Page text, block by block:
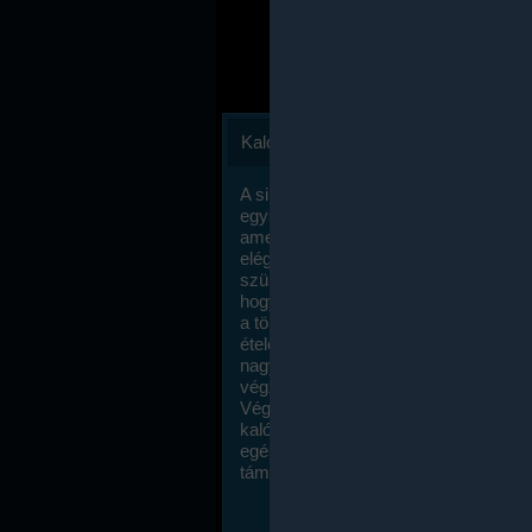
Kalóriaszámlálás
A sikeres fogyás titka valójában igen
egyszerű: égess több energiát, mint
amennyit beviszel. Természetesen
elég nagy fegyelemre és akaraterőre
szükség, de meglepődve fogod
hogy a kalóriaszámolás mennyire
a többi diétához képest. Itt nincsenek
ételek és a megengedett kalóriabevitelt
nagymértékben növelheted ha
végzel.
Végül, de nem utolsó sorban, a
kalóriaszámolás módszerét a legtöbb
egészségügyi szakorvos ajánlja és
támogatja.